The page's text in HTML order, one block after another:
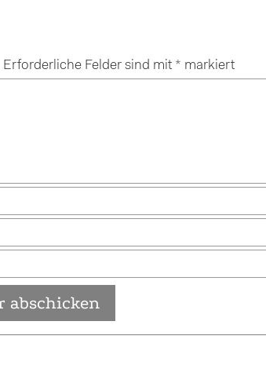
Erforderliche Felder sind mit * markiert